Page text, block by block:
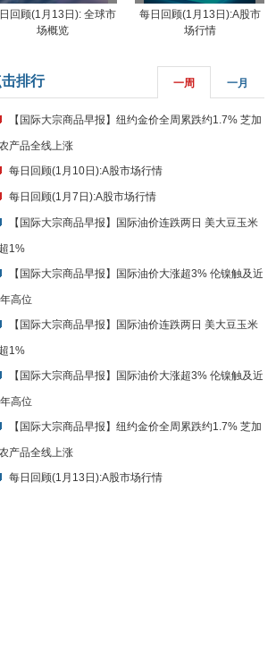
回顾(1月13日): 全球市
场概览
每日回顾(1月13日):A股市
场行情
击排行 一周 一月
【国际大宗商品早报】纽约金价全周累跌约1.7% 芝加
产品全线上涨
每日回顾(1月10日):A股市场行情
每日回顾(1月7日):A股市场行情
【国际大宗商品早报】国际油价连跌两日 美大豆玉米
1%
【国际大宗商品早报】国际油价大涨超3% 伦镍触及近
高位
【国际大宗商品早报】国际油价连跌两日 美大豆玉米
1%
【国际大宗商品早报】国际油价大涨超3% 伦镍触及近
高位
【国际大宗商品早报】纽约金价全周累跌约1.7% 芝加
产品全线上涨
每日回顾(1月13日):A股市场行情